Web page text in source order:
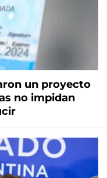
un proyecto
no impidan